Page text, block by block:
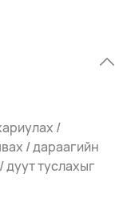
/
/ дараагийн
дуут туслахыг